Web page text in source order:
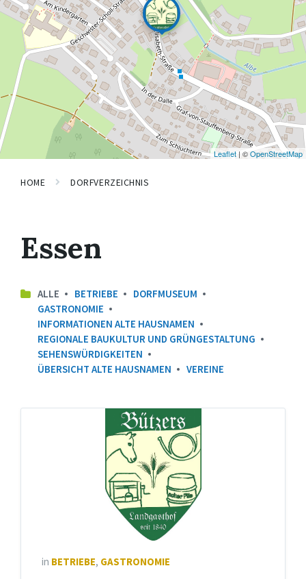
Leaflet | ©OpenStreetMap
HOME DORFVERZEICHNIS
Essen
ALLE BETRIEBE
DORFMUSEUM
GASTRONOMIE
INFORMATIONEN ALTE HAUSNAMEN
REGIONALE BAUKULTUR UND GRÜNGESTALTUNG
SEHENSWÜRDIGKEITEN
ÜBERSICHT ALTE HAUSNAMEN
VEREINE
in BETRIEBE, GASTRONOMIE